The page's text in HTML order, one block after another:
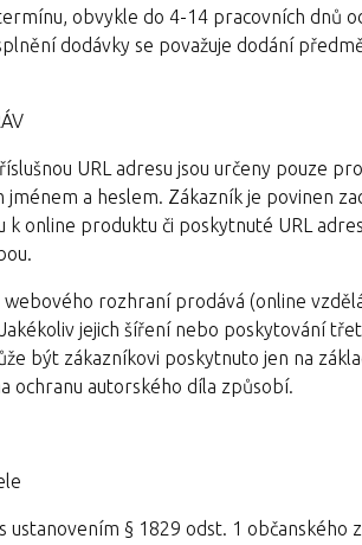
obvykle do 4-14 pracovních dnů
dodávky se považuje dodání
URL adresu jsou určeny pouze
jménem a heslem. Zákazník je povinen
online produktu či poskytnuté URL
rozhraní prodává (online
jejich šíření nebo poskytování
být zákazníkovi poskytnuto jen na
ochranu autorského díla způsobí.
§ 1829 odst. 1